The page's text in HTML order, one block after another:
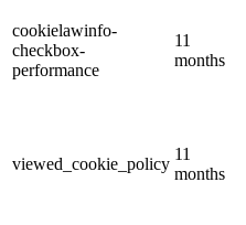
cookielawinfo-
checkbox-
performance
11
months
viewed_cookie_policy
11
months